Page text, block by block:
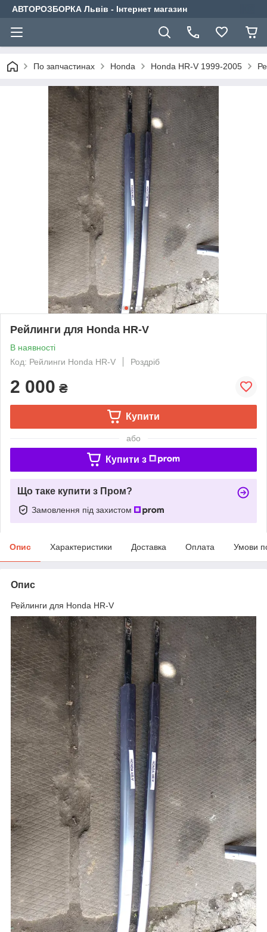
АВТОРОЗБОРКА Львів - Інтернет магазин
По запчастинах Honda Honda HR-V 1999-2005
Рейлинги для Honda HR-V
В наявності
Код: Рейлинги Honda HR-V
Роздріб
2 000 ₴
Купити
або
Купити з
Що таке купити з Пром?
Замовлення під захистом
Опис Характеристики Доставка Оплата Умови
Опис
Рейлинги для Honda HR-V